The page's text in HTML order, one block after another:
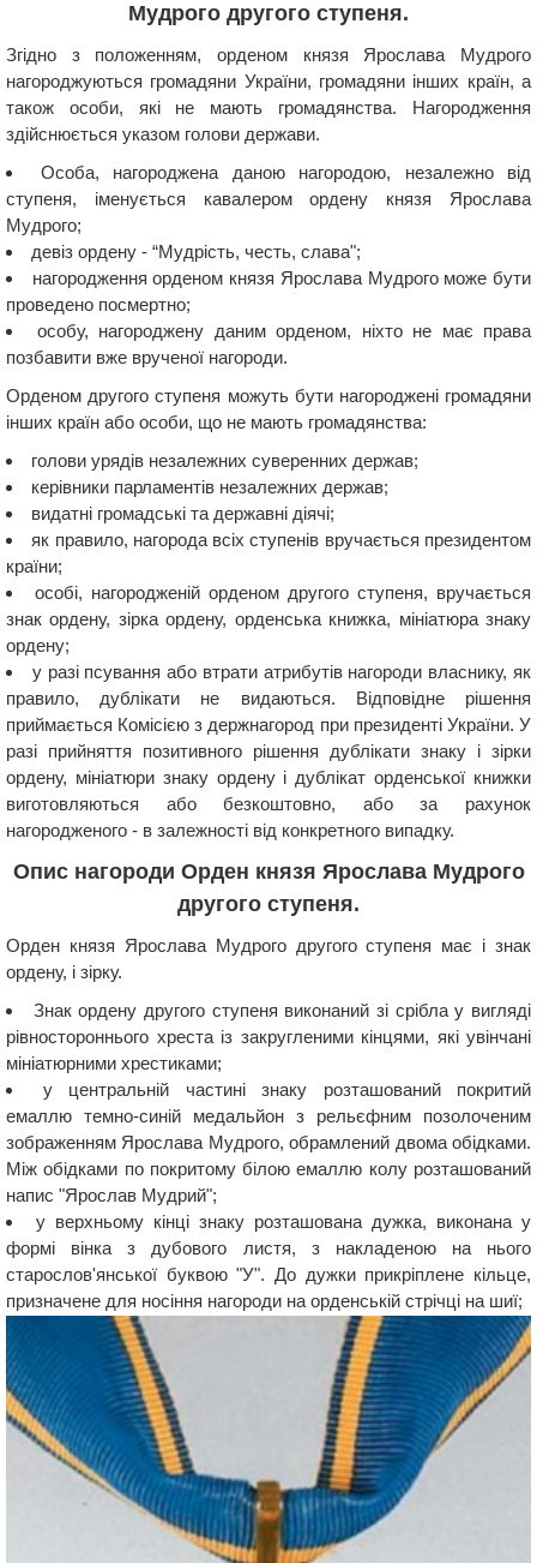
Мудрого другого ступеня.
Згідно з положенням, орденом князя Ярослава Мудрого
нагороджуються громадяни України, громадяни інших країн, а
також особи, які не мають громадянства. Нагородження
здійснюється указом голови держави.
Особа, нагороджена даною нагородою, незалежно від
ступеня, іменується кавалером ордену князя Ярослава
Мудрого;
девіз ордену - “Мудрість, честь, слава";
нагородження орденом князя Ярослава Мудрого може бути
проведено посмертно;
особу, нагороджену даним орденом, ніхто не має права
позбавити вже врученої нагороди.
Орденом другого ступеня можуть бути нагороджені громадяни
інших країн або особи, що не мають громадянства:
голови урядів незалежних суверенних держав;
керівники парламентів незалежних держав;
видатні громадські та державні діячі;
як правило, нагорода всіх ступенів вручається президентом
країни;
особі, нагородженій орденом другого ступеня, вручається
знак ордену, зірка ордену, орденська книжка, мініатюра знаку
ордену;
у разі псування або втрати атрибутів нагороди власнику, як
правило, дублікати не видаються. Відповідне рішення
приймається Комісією з держнагород при президенті України. У
разі прийняття позитивного рішення дублікати знаку і зірки
ордену, мініатюри знаку ордену і дублікат орденської книжки
виготовляються або безкоштовно, або за рахунок
нагородженого - в залежності від конкретного випадку.
Опис нагороди Орден князя Ярослава Мудрого
другого ступеня.
Орден князя Ярослава Мудрого другого ступеня має і знак
ордену, і зірку.
Знак ордену другого ступеня виконаний зі срібла у вигляді
рівностороннього хреста із закругленими кінцями, які увінчані
мініатюрними хрестиками;
у центральній частині знаку розташований покритий
емаллю темно-синій медальйон з рельєфним позолоченим
зображенням Ярослава Мудрого, обрамлений двома обідками.
Між обідками по покритому білою емаллю колу розташований
напис "Ярослав Мудрий";
у верхньому кінці знаку розташована дужка, виконана у
формі вінка з дубового листя, з накладеною на нього
старослов'янської буквою "У". До дужки прикріплене кільце,
призначене для носіння нагороди на орденській стрічці на шиї;